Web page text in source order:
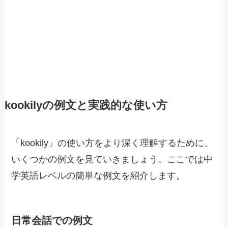
kookilyの例文と実践的な使い方
「kookily」の使い方をより深く理解するために、
いくつかの例文を見ていきましょう。ここでは中
学英語レベルの簡単な例文を紹介します。
日常会話での例文